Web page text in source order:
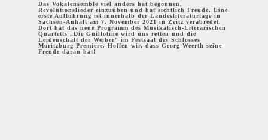
Das Vokalensemble viel anders hat begonnen,
Revolutionslieder einzuüben und hat sichtlich Freude. Eine
erste Aufführung ist innerhalb der Landesliteraturtage in
Sachsen-Anhalt am 7. November 2021 in Zeitz verabredet.
Dort hat das neue Programm des Musikalisch-Literarischen
Quartetts „Die Guillotine wird uns retten und die
Leidenschaft der Weiber“ im Festsaal des Schlosses
Moritzburg Premiere. Hoffen wir, dass Georg Weerth seine
Freude daran hat!